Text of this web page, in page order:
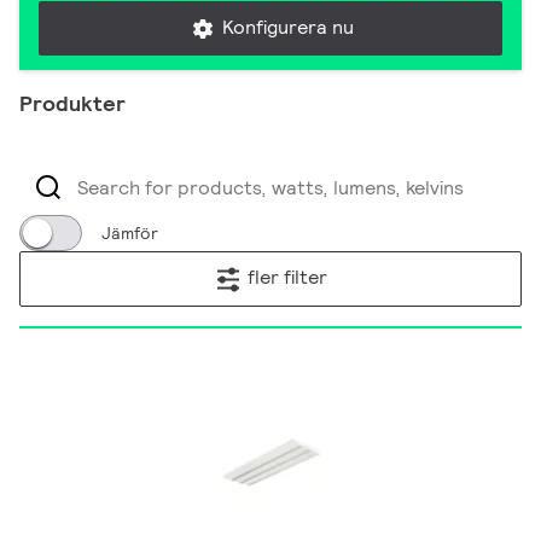
Konfigurera nu
Produkter
Jämför
fler filter